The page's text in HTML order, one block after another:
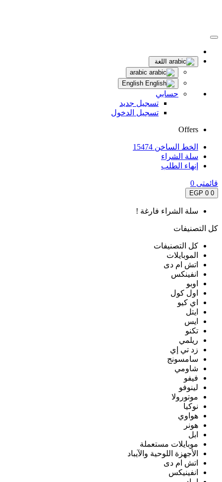
اللغة
حسابي
تسجيل جديد
تسجيل الدخول
Offers
الخط الساخن 15474
سلة الشراء
إنهاء الطلب
قائمتى 0
0
0 EGP
سلة الشراء فارغة !
كل التصنيفات
كل التصنيفات
الموبايلات
اتش ام دى
انفينكس
اوبو
اول كول
اي كيو
ايتل
ايس
تكنو
ريلمي
زد تي إي
سامسونج
شاومي
فيفو
لينوفو
موتورولا
نوكيا
هواوي
هونر
ابل
موبايلات مستعملة
الأجهزة اللوحية والآيباد
اتش ام دى
انفينيكس